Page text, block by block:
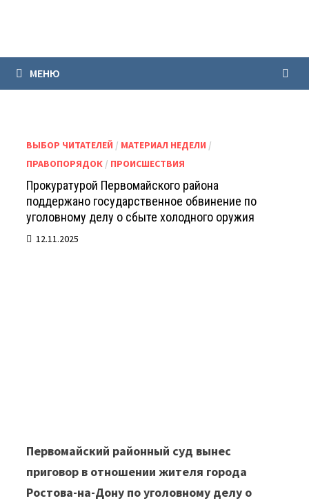
МЕНЮ
ВЫБОР ЧИТАТЕЛЕЙ / МАТЕРИАЛ НЕДЕЛИ /
ПРАВОПОРЯДОК / ПРОИСШЕСТВИЯ
Прокуратурой Первомайского района
поддержано государственное обвинение по
уголовному делу о сбыте холодного оружия
12.11.2025
Первомайский районный суд вынес
приговор в отношении жителя города
Ростова-на-Дону по уголовному делу о